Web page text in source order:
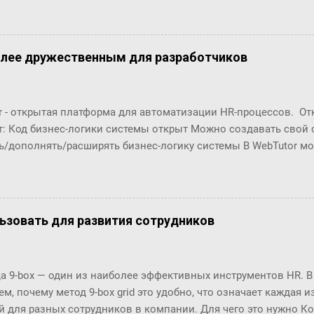
дружественным для разработчиков
- открытая платформа для автоматизации HR-процессов.
Код бизнес-логики системы открыт Можно создавать
дополнять/расширять бизнес-логику системы В WebTutor
обновлять версии и получать техническую
и разрабатывать "с нуля": Шаблоны
отчёты ... Чтобы эти доработки были возможны, в
особенно удобны разработчикам по двум основным
(шаблоны, процедуры, ...) и их код нужно было в п...
для развития сотрудников
9-box — один из наиболее эффективных инструментов HR.
почему метод 9-box grid это удобно, что означает каждая
для разных сотрудников в компании. Для чего это нужно